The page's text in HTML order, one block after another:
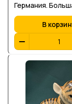
Германия.
В